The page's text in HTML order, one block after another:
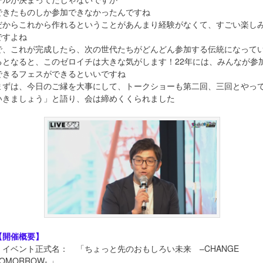
きたものしか参加できなかったんですね
からこれから作れるということがあんまり経験がなくて、すごい楽し
すよね
、これが完成したら、次の世代たちがどんどん参加する伝統になって
となると、このゼロイチは大きな気がします！22年には、みんなが参
きるフェスができるといいですね
ずは、今日のご縁を大事にして、トークショーも第二回、三回とやっ
きましょう」と語り、会は締めくくられました
催概要】
イベント正式名： 「ちょっと先のおもしろい未来 –CHANGE
」